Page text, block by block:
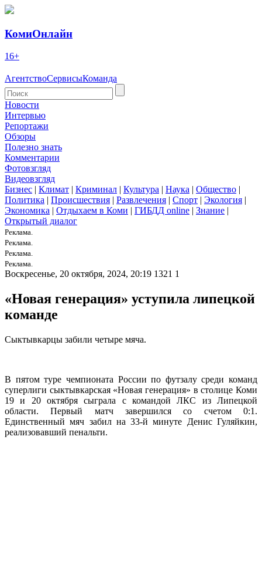
КомиОнлайн
16+
АгентствоСервисыКоманда
Новости
Интервью
Репортажи
Обзоры
Полезно знать
Комментарии
Фотовзгляд
Видеовзгляд
Бизнес | Климат | Криминал | Культура | Наука | Общество |
Политика | Происшествия | Развлечения | Спорт | Экология |
Экономика | Отдыхаем в Коми | ГИБДД online | Знание |
Открытый диалог
Реклама.
Реклама.
Реклама.
Реклама.
Воскресенье, 20 октября, 2024, 20:19 1321 1
«Новая генерация» уступила липецкой
команде
Сыктывкарцы забили четыре мяча.
В пятом туре чемпионата России по футзалу среди команд
суперлиги сыктывкарская «Новая генерация» в столице Коми
19 и 20 октября сыграла с командой ЛКС из Липецкой
области. Первый матч завершился со счетом 0:1.
Единственный мяч забил на 33-й минуте Денис Гуляйкин,
реализовавший пенальти.